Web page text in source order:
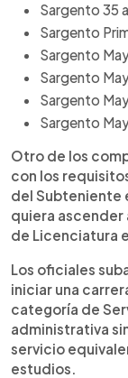
Sargento 35
Sargento
Sargento
Sargento
Sargento
Sargento
Otro de los
con los
del Subteniente
quiera ascender
de Licenciatura
Los oficiales
iniciar una
categoría de
administrativa
servicio
estudios.